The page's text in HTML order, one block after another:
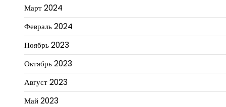
Март 2024
Февраль 2024
Ноябрь 2023
Октябрь 2023
Август 2023
Май 2023